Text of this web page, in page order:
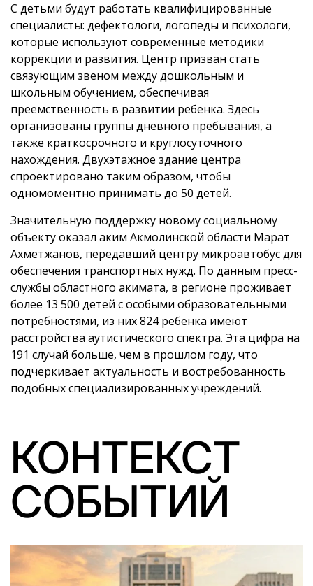
С детьми будут работать квалифицированные
специалисты: дефектологи, логопеды и психологи,
которые используют современные методики
коррекции и развития. Центр призван стать
связующим звеном между дошкольным и
школьным обучением, обеспечивая
преемственность в развитии ребенка. Здесь
организованы группы дневного пребывания, а
также краткосрочного и круглосуточного
нахождения. Двухэтажное здание центра
спроектировано таким образом, чтобы
одномоментно принимать до 50 детей.
Значительную поддержку новому социальному
объекту оказал аким Акмолинской области Марат
Ахметжанов, передавший центру микроавтобус для
обеспечения транспортных нужд. По данным пресс-
службы областного акимата, в регионе проживает
более 13 500 детей с особыми образовательными
потребностями, из них 824 ребенка имеют
расстройства аутистического спектра. Эта цифра на
191 случай больше, чем в прошлом году, что
подчеркивает актуальность и востребованность
подобных специализированных учреждений.
КОНТЕКСТ
СОБЫТИЙ